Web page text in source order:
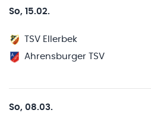
So, 15.02.
TSV Ellerbek
Ahrensburger TSV
So, 08.03.